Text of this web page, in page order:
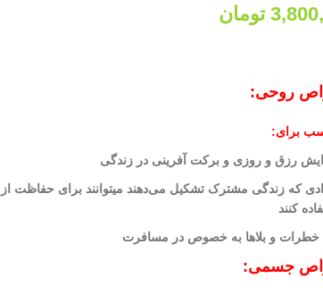
تومان
روحی:
برای:
رزق و روزی و برکت آفرینی در زندگی
که زندگی مشترک تشکیل می‌دهند میتوانند برای حفاظت از
خطرات و بلاها به خصوص در مسافرت
جسمی: